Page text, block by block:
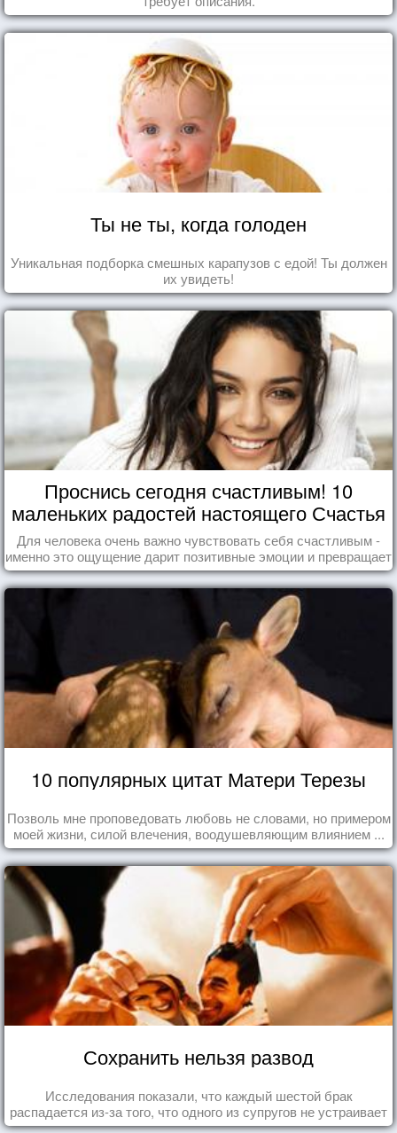
Ты не ты, когда голоден
Уникальная подборка смешных карапузов с едой! Ты должен
их увидеть!
Проснись сегодня счастливым! 10
маленьких радостей настоящего Счастья
Для человека очень важно чувствовать себя счастливым -
именно это ощущение дарит позитивные эмоции и превращает
каждый день в маленький праздник.
10 популярных цитат Матери Терезы
Позволь мне проповедовать любовь не словами, но примером
моей жизни, силой влечения, воодушевляющим влиянием ...
Сохранить нельзя развод
Исследования показали, что каждый шестой брак
распадается из-за того, что одного из супругов не устраивает
та роль, которая выпала ему в семье.